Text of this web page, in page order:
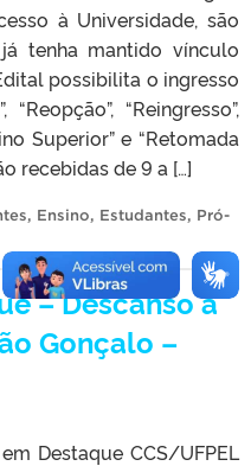
à Universidade, são
tenha mantido vínculo
possibilita o ingresso
“Reingresso”,
Superior” e “Retomada
recebidas de 9 a […]
, Ensino, Estudantes, Pró-
– Descanso à
Gonçalo –
Destaque CCS/UFPEL